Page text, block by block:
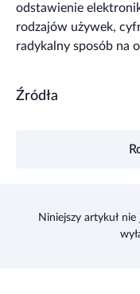
odstawienie
rodzajów używek,
radykalny sposób na
Źródła
Niniejszy artykuł